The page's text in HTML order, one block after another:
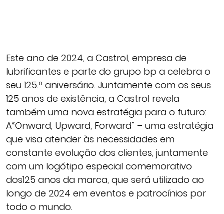
Este ano de 2024, a Castrol, empresa de
lubrificantes e parte do grupo bp a celebra o
seu 125.º aniversário. Juntamente com os seus
125 anos de existência, a Castrol revela
também uma nova estratégia para o futuro:
A“Onward, Upward, Forward” – uma estratégia
que visa atender às necessidades em
constante evolução dos clientes, juntamente
com um logótipo especial comemorativo
dos125 anos da marca, que será utilizado ao
longo de 2024 em eventos e patrocínios por
todo o mundo.